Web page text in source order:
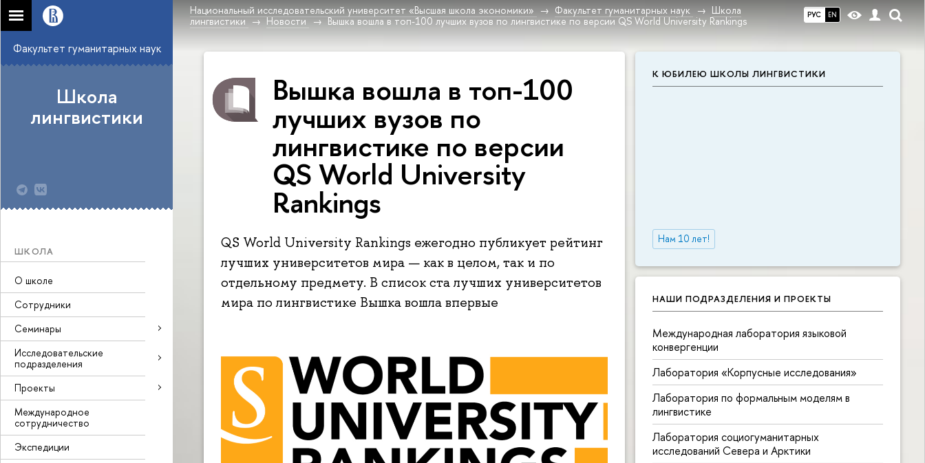
РУС EN
Национальный исследовательский университет «Высшая школа экономики» Факультет гуманитарных наук
Школа
лингвистики
Новости Вышка вошла в топ-100 лучших вузов по лингвистике по версии QS World University Rankings
Факультет гуманитарных наук
Школа
лингвистики
ШКОЛА
О школе
Сотрудники
Семинары
Исследовательские
подразделения
Проекты
Международное
сотрудничество
Экспедиции
К ЮБИЛЕЮ ШКОЛЫ ЛИНГВИСТИКИ
Нам 10 лет!
НАШИ ПОДРАЗДЕЛЕНИЯ И ПРОЕКТЫ
Международная лаборатория языковой
конвергенции
Лаборатория «Корпусные исследования»
Лаборатория по формальным моделям в
лингвистике
Лаборатория социогуманитарных
исследований Севера и Арктики
Вышка вошла в топ-100
лучших вузов по
лингвистике по версии
QS World University
Rankings
QS World University Rankings ежегодно публикует рейтинг
лучших университетов мира — как в целом, так и по
отдельному предмету. В список ста лучших университетов
мира по лингвистике Вышка вошла впервые